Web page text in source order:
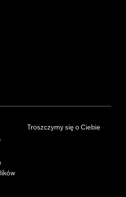
Troszczymy się o Ciebie